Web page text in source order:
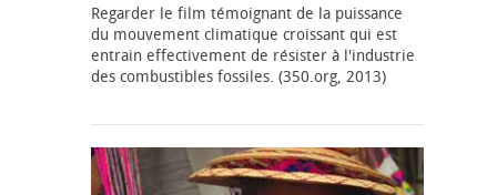
Regarder le film témoignant de la puissance
du mouvement climatique croissant qui est
entrain effectivement de résister à l'industrie
des combustibles fossiles. (350.org, 2013)